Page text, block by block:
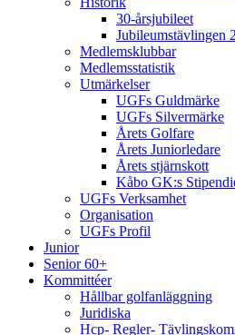
30-årsjubileet
Jubileumstävlingen
Medlemsklubbar
Medlemsstatistik
Utmärkelser
UGFs Guldmärke
UGFs Silvermärke
Årets Golfare
Årets Juniorledare
Årets stjärnskott
Kåbo GK:s
UGFs Verksamhet
Organisation
UGFs Profil
Junior
Senior 60+
Kommittéer
Hållbar golfanläggning
Juridiska
Hcp- Regler-